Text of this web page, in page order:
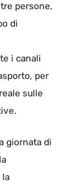
persone,
di
i canali
per
sulle
giornata di
la